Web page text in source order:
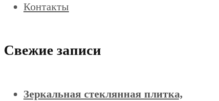
Контакты
Свежие записи
Зеркальная стеклянная плитка,